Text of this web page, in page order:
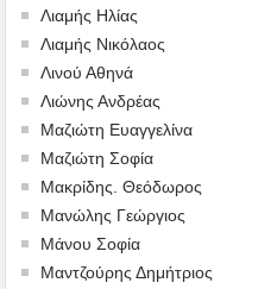
Λιαμής Ηλίας
Λιαμής Νικόλαος
Λινού Αθηνά
Λιώνης Ανδρέας
Μαζιώτη Ευαγγελίνα
Μαζιώτη Σοφία
Μακρίδης. Θεόδωρος
Μανώλης Γεώργιος
Μάνου Σοφία
Μαντζούρης Δημήτριος